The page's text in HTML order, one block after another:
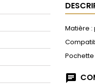
Matière :